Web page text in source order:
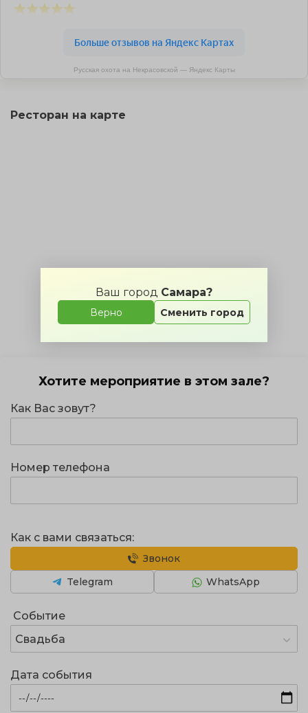
Ваш город Самара?
Верно Сменить город
Русская охота на Некрасовской — Яндекс Карты
Ресторан на карте
Хотите мероприятие в этом зале?
Как Вас зовут?
Номер телефона
Событие
Свадьба
Дата события
Как с вами связаться:
Звонок
WhatsApp
Telegram